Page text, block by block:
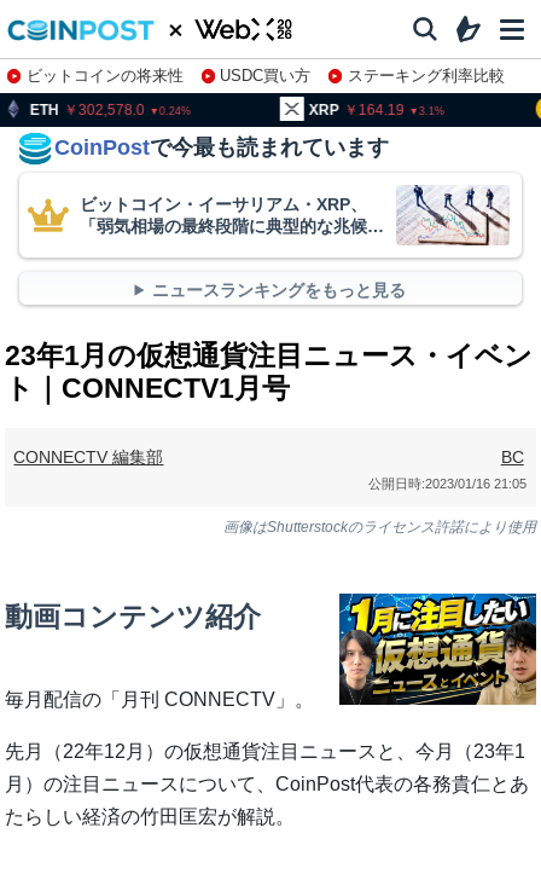
ビットコインの将来性 USDC買い方
ステーキング利率比較
株特集・関連銘柄
0.24 164.19 3.1
CoinPostで今最も読まれています
ビットコイン・イーサリアム・XRP、
「弱気相場の最終段階に典型的な兆候」
ニュースランキングをもっと見る
23年1月の仮想通貨注目ニュース・イベン
ト｜CONNECTV1月号
CONNECTV 編集部 BC
公開日時:2023/01/16 21:05
画像はShutterstockのライセンス許諾により使用
動画コンテンツ紹介
毎月配信の「月刊 CONNECTV」。
先月（22年12月）の仮想通貨注目ニュースと、今月（23年1
月）の注目ニュースについて、CoinPost代表の各務貴仁とあ
たらしい経済の竹田匡宏が解説。